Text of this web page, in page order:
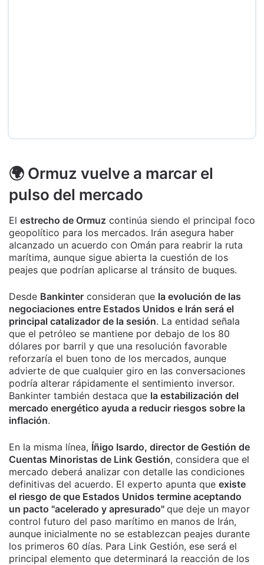
🌍 Ormuz vuelve a marcar el
pulso del mercado
El estrecho de Ormuz continúa siendo el principal foco
geopolítico para los mercados. Irán asegura haber
alcanzado un acuerdo con Omán para reabrir la ruta
marítima, aunque sigue abierta la cuestión de los
peajes que podrían aplicarse al tránsito de buques.
Desde Bankinter consideran que la evolución de las
negociaciones entre Estados Unidos e Irán será el
principal catalizador de la sesión. La entidad señala
que el petróleo se mantiene por debajo de los 80
dólares por barril y que una resolución favorable
reforzaría el buen tono de los mercados, aunque
advierte de que cualquier giro en las conversaciones
podría alterar rápidamente el sentimiento inversor.
Bankinter también destaca que la estabilización del
mercado energético ayuda a reducir riesgos sobre la
inflación.
En la misma línea, Íñigo Isardo, director de Gestión de
Cuentas Minoristas de Link Gestión, considera que el
mercado deberá analizar con detalle las condiciones
definitivas del acuerdo. El experto apunta que existe
el riesgo de que Estados Unidos termine aceptando
un pacto "acelerado y apresurado" que deje un mayor
control futuro del paso marítimo en manos de Irán,
aunque inicialmente no se establezcan peajes durante
los primeros 60 días. Para Link Gestión, ese será el
principal elemento que determinará la reacción de los